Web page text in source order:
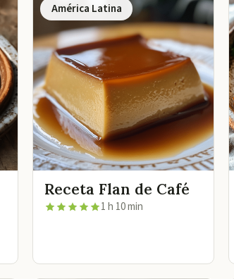
América Latina
Receta Flan de Café
1 h 10 min